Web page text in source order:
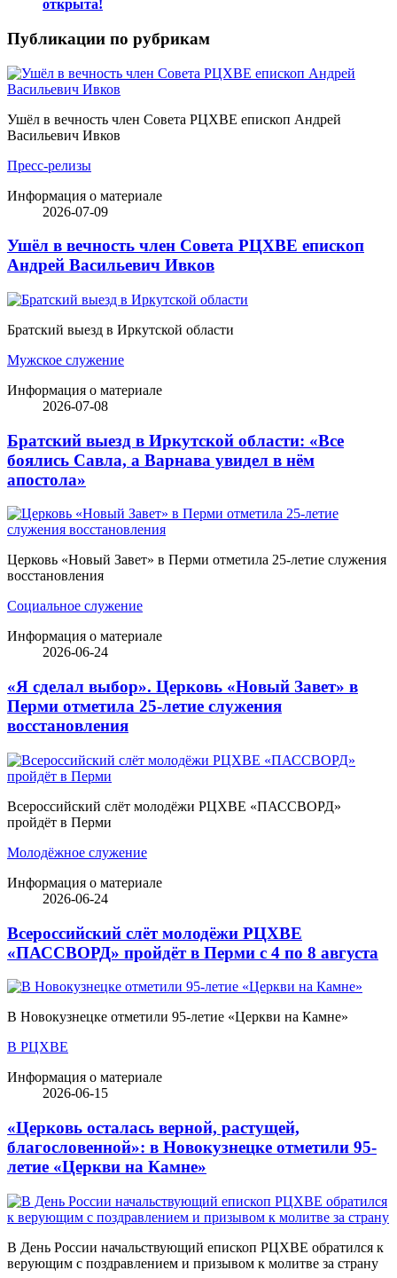
открыта!
Публикации по рубрикам
Ушёл в вечность член Совета РЦХВЕ епископ Андрей
Васильевич Ивков
Пресс-релизы
Информация о материале
2026-07-09
Ушёл в вечность член Совета РЦХВЕ епископ
Андрей Васильевич Ивков
Братский выезд в Иркутской области
Мужское служение
Информация о материале
2026-07-08
Братский выезд в Иркутской области: «Все
боялись Савла, а Варнава увидел в нём
апостола»
Церковь «Новый Завет» в Перми отметила 25-летие служения
восстановления
Социальное служение
Информация о материале
2026-06-24
«Я сделал выбор». Церковь «Новый Завет» в
Перми отметила 25-летие служения
восстановления
Всероссийский слёт молодёжи РЦХВЕ «ПАССВОРД»
пройдёт в Перми
Молодёжное служение
Информация о материале
2026-06-24
Всероссийский слёт молодёжи РЦХВЕ
«ПАССВОРД» пройдёт в Перми с 4 по 8 августа
В Новокузнецке отметили 95-летие «Церкви на Камне»
В РЦХВЕ
Информация о материале
2026-06-15
«Церковь осталась верной, растущей,
благословенной»: в Новокузнецке отметили 95-
летие «Церкви на Камне»
В День России начальствующий епископ РЦХВЕ обратился к
верующим с поздравлением и призывом к молитве за страну